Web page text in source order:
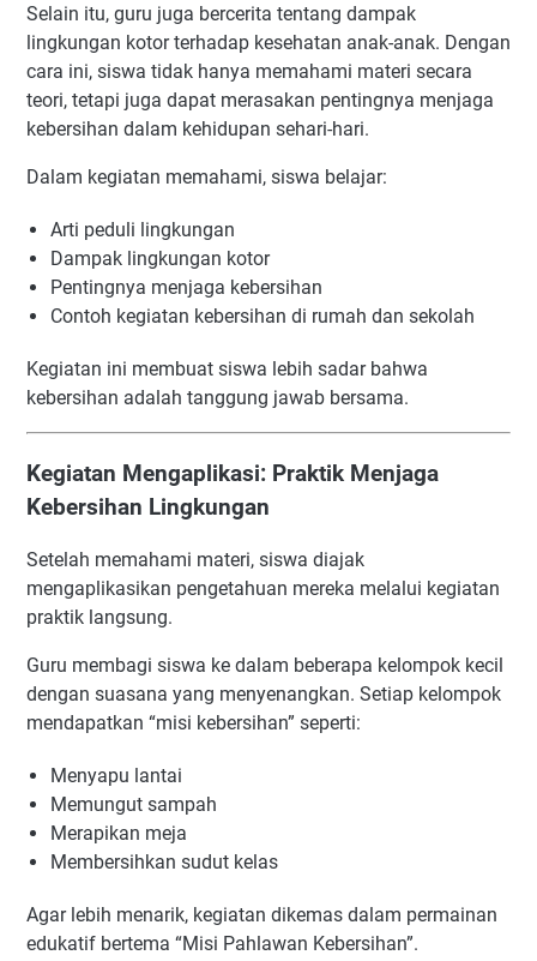
Selain itu, guru juga bercerita tentang dampak
lingkungan kotor terhadap kesehatan anak-anak. Dengan
cara ini, siswa tidak hanya memahami materi secara
teori, tetapi juga dapat merasakan pentingnya menjaga
kebersihan dalam kehidupan sehari-hari.
Dalam kegiatan memahami, siswa belajar:
Arti peduli lingkungan
Dampak lingkungan kotor
Pentingnya menjaga kebersihan
Contoh kegiatan kebersihan di rumah dan sekolah
Kegiatan ini membuat siswa lebih sadar bahwa
kebersihan adalah tanggung jawab bersama.
Kegiatan Mengaplikasi: Praktik Menjaga
Kebersihan Lingkungan
Setelah memahami materi, siswa diajak
mengaplikasikan pengetahuan mereka melalui kegiatan
praktik langsung.
Guru membagi siswa ke dalam beberapa kelompok kecil
dengan suasana yang menyenangkan. Setiap kelompok
mendapatkan “misi kebersihan” seperti:
Menyapu lantai
Memungut sampah
Merapikan meja
Membersihkan sudut kelas
Agar lebih menarik, kegiatan dikemas dalam permainan
edukatif bertema “Misi Pahlawan Kebersihan”.